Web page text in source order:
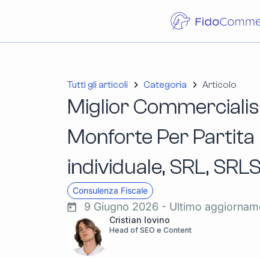
Tutti gli articoli Categoria Articolo
Miglior
Monforte Per Partita
individuale, SRL,
Consulenza Fiscale
9 Giugno 2026 - Ultimo
Cristian Iovino
Head of SEO e Content